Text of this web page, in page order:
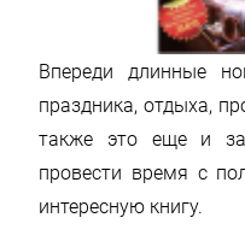
Впереди длинные
праздника, отдыха,
также это еще и
провести время с
интересную книгу.